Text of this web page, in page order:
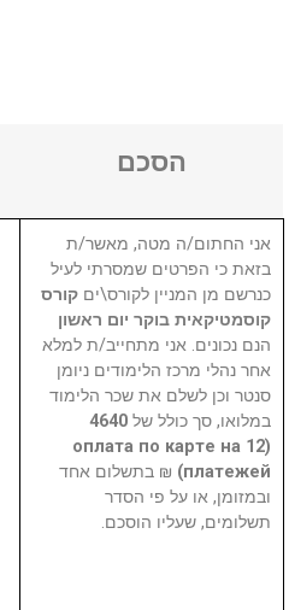
הסכם
אני החתום/ה מטה, מאשר/ת
בזאת כי הפרטים שמסרתי לעיל
כנרשם מן המניין לקורס\ים קורס
קוסמטיקאית בוקר יום ראשון
הנם נכונים. אני מתחייב/ת למלא
אחר נהלי מרכז הלימודים ניומן
סנטר וכן לשלם את שכר הלימוד
במלואו, סך כולל של 4640
(оплата по карте на 12
платежей)
₪ בתשלום אחד
ובמזומן, או על פי הסדר
תשלומים, שעליו הוסכם.